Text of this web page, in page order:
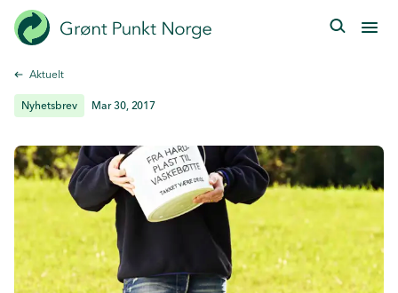
Hopp
til
Aktuelt
Nyhetsbrev Mar 30, 2017